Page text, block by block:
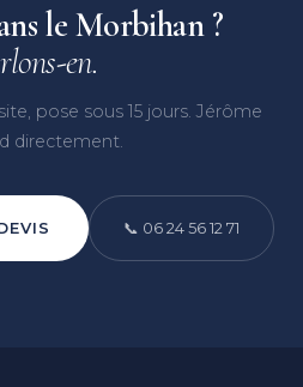
le Morbihan ?
en.
pose sous 15 jours. Jérôme
directement.
📞 06 24 56 12 71